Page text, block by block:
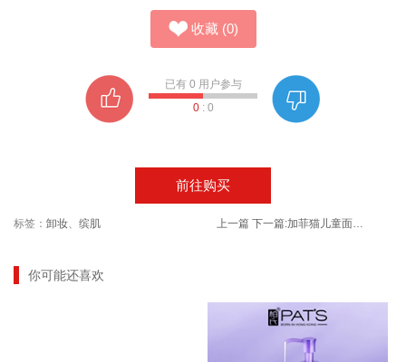
收藏 (0)
已有 0 用户参与
0: 0
前往购买
标签： 卸妆、 缤肌 上一篇 下一篇: 加菲猫儿童面霜秋冬季婴幼儿专用
你可能还喜欢